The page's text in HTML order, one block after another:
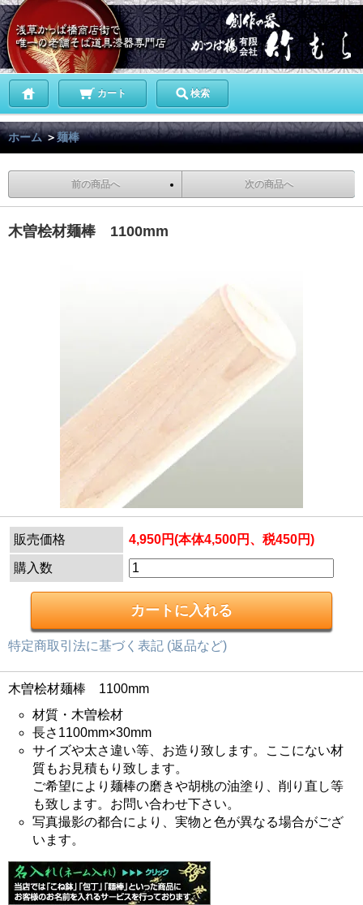
カート 検索
ホーム ＞麺棒
前の商品へ 次の商品へ
木曽桧材麺棒 1100mm
販売価格 4,950円(本体4,500円、税450円)
購入数
特定商取引法に基づく表記 (返品など)
木曽桧材麺棒 1100mm
材質・木曽桧材
長さ1100mm×30mm
サイズや太さ違い等、お造り致します。ここにない材
質もお見積もり致します。
ご希望により麺棒の磨きや胡桃の油塗り、削り直し等
も致します。お問い合わせ下さい。
写真撮影の都合により、実物と色が異なる場合がござ
います。